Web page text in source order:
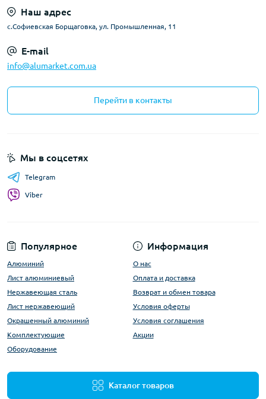
Наш адрес
с.Софиевская Борщаговка, ул. Промышленная, 11
E-mail
info@alumarket.com.ua
Перейти в контакты
Популярное
Алюминий
Лист алюминиевый
Нержавеющая сталь
Лист нержавеющий
Окрашенный алюминий
Комплектующие
Оборудование
Информация
О нас
Оплата и доставка
Возврат и обмен товара
Условия оферты
Условия соглашения
Акции
Каталог товаров
Мы в соцсетях
Telegram
Viber